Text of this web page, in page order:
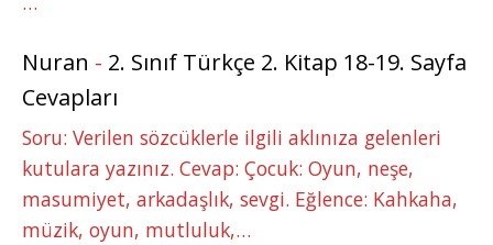
Nuran - 2. Sınıf Türkçe 2. Kitap 18-19. Sayfa
Cevapları
Soru: Verilen sözcüklerle ilgili aklınıza gelenleri
kutulara yazınız. Cevap: Çocuk: Oyun, neşe,
masumiyet, arkadaşlık, sevgi. Eğlence: Kahkaha,
müzik, oyun, mutluluk,…